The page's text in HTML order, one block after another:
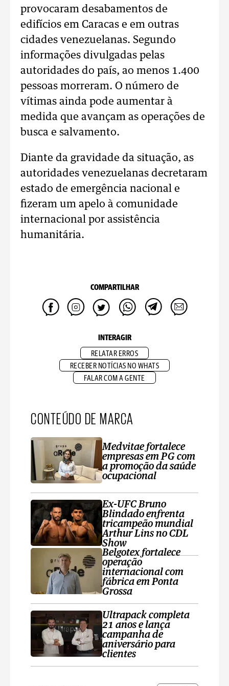
provocaram desabamentos de
edifícios em Caracas e em outras
cidades venezuelanas. Segundo
informações divulgadas pelas
autoridades do país, ao menos 1.400
pessoas morreram. O número de
vítimas ainda pode aumentar à
medida que avançam as operações de
busca e salvamento.
Diante da gravidade da situação, as
autoridades venezuelanas decretaram
estado de emergência nacional e
fizeram um apelo à comunidade
internacional por assistência
humanitária.
COMPARTILHAR
INTERAGIR
RELATAR ERROS
RECEBER NOTÍCIAS NO WHATS
FALAR COM A GENTE
CONTEÚDO DE MARCA
Medvitae fortalece
empresas em PG com
a promoção da saúde
ocupacional
Ex-UFC Bruno
Blindado enfrenta
tricampeão mundial
Arthur Lins no CDL
Show
Belgotex fortalece
operação
internacional com
fábrica em Ponta
Grossa
Ultrapack completa
21 anos e lança
campanha de
aniversário para
clientes